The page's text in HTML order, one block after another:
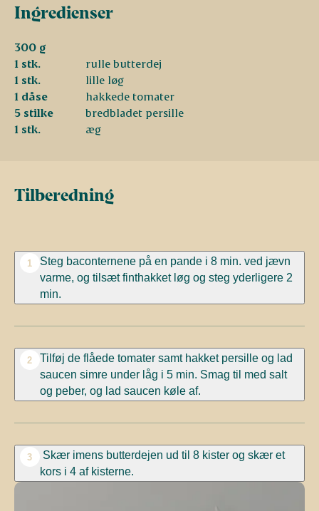
Ingredienser
300 g
1 stk.
rulle butterdej
1 stk.
lille løg
1 dåse
hakkede tomater
5 stilke
bredbladet persille
1 stk.
æg
Tilberedning
1
Steg baconternene på en pande i 8 min. ved jævn
varme, og tilsæt finthakket løg og steg yderligere 2
min.
2
Tilføj de flåede tomater samt hakket persille og lad
saucen simre under låg i 5 min. Smag til med salt
og peber, og lad saucen køle af.
3
Skær imens butterdejen ud til 8 kister og skær et
kors i 4 af kisterne.